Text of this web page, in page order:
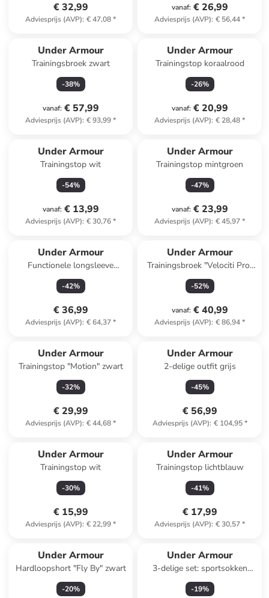
€ 32,99
Adviesprijs (AVP): € 47,08*
vanaf: € 26,99
Adviesprijs (AVP): € 56,44*
Under Armour
Trainingsbroek zwart
-38%
vanaf: € 57,99
Adviesprijs (AVP): € 93,99*
Under Armour
Trainingstop koraalrood
-26%
vanaf: € 20,99
Adviesprijs (AVP): € 28,48*
Under Armour
Trainingstop wit
-54%
vanaf: € 13,99
Adviesprijs (AVP): € 30,76*
Under Armour
Trainingstop mintgroen
-47%
vanaf: € 23,99
Adviesprijs (AVP): € 45,97*
Under Armour
Functionele longsleeve
"ColdGear" zwart
-42%
€ 36,99
Adviesprijs (AVP): € 64,37*
Under Armour
Trainingsbroek "Velociti Pro"
donkerblauw
-52%
vanaf: € 40,99
Adviesprijs (AVP): € 86,94*
Under Armour
Trainingstop "Motion" zwart
-32%
€ 29,99
Adviesprijs (AVP): € 44,68*
Under Armour
2-delige outfit grijs
-45%
€ 56,99
Adviesprijs (AVP): € 104,95*
Under Armour
Trainingstop wit
-30%
€ 15,99
Adviesprijs (AVP): € 22,99*
Under Armour
Trainingstop lichtblauw
-41%
€ 17,99
Adviesprijs (AVP): € 30,57*
Under Armour
Hardloopshort "Fly By" zwart
-20%
Under Armour
3-delige set: sportsokken
"Run Cushion" zwart
-19%